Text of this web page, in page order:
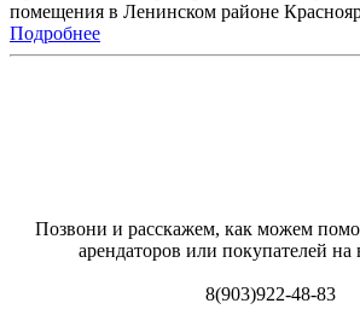
помещения в Ленинском районе
Подробнее
Позвони и расскажем, как можем
арендаторов или покупателей
8(903)922-48-83